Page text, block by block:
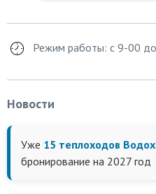
Режим работы: с 9-00
Новости
Уже 15 теплоходов
бронирование на 2027 год